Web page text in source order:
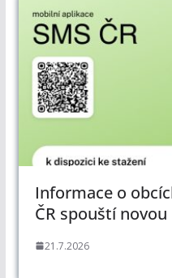
Informace o
ČR spouští
21.7.2026